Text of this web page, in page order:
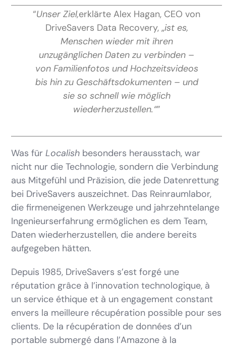
“Unser Ziel,erklärte Alex Hagan, CEO von
DriveSavers Data Recovery, „ist es,
Menschen wieder mit ihren
unzugänglichen Daten zu verbinden –
von Familienfotos und Hochzeitsvideos
bis hin zu Geschäftsdokumenten – und
sie so schnell wie möglich
wiederherzustellen.“”
Was fürLocalish besonders herausstach, war
nicht nur die Technologie, sondern die Verbindung
aus Mitgefühl und Präzision, die jede Datenrettung
bei DriveSavers auszeichnet. Das Reinraumlabor,
die firmeneigenen Werkzeuge und jahrzehntelange
Ingenieurserfahrung ermöglichen es dem Team,
Daten wiederherzustellen, die andere bereits
aufgegeben hätten.
Depuis 1985, DriveSavers s’est forgé une
réputation grâce à l’innovation technologique, à
un service éthique et à un engagement constant
envers la meilleure récupération possible pour ses
clients. De la récupération de données d’un
portable submergé dans l’Amazone à la